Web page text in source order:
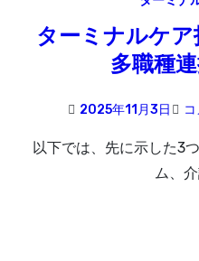
ターミナルケア
多職種
2025年11月3日
以下では、先に示した3つの事例（在宅緩和ケアチー
ム、